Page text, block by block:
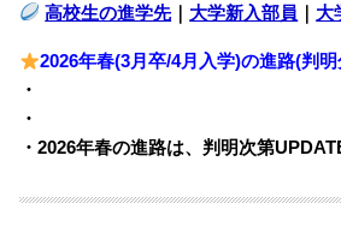
高校生の進学先｜ 大学新入部員 大
2026年春(3月卒/4月入学)の進路(判明
・
・
・2026年春の進路は、判明次第